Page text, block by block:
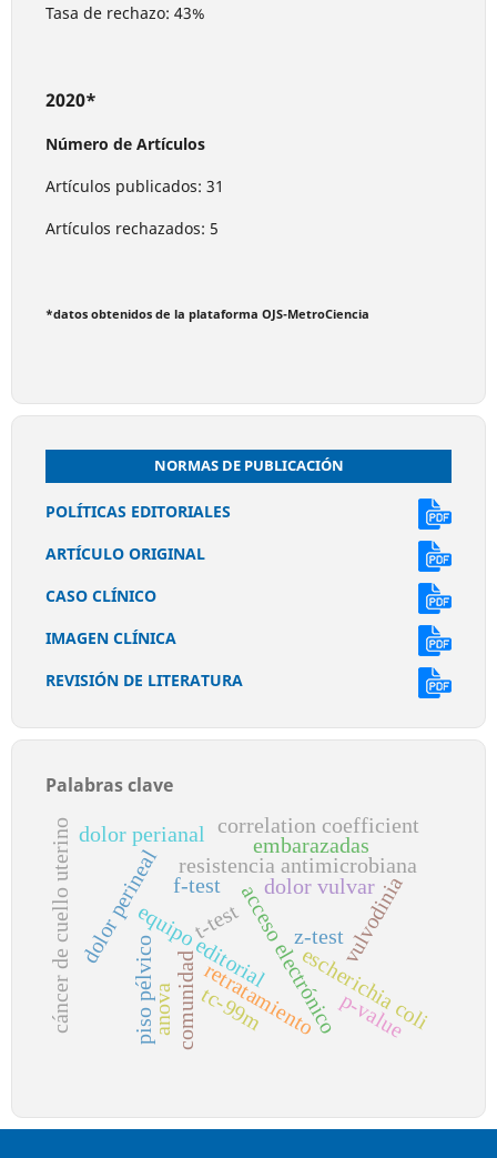
Tasa de rechazo: 43%
2020*
Número de Artículos
Artículos publicados: 31
Artículos rechazados: 5
*datos obtenidos de la plataforma OJS-MetroCiencia
NORMAS DE PUBLICACIÓN
POLÍTICAS EDITORIALES
ARTÍCULO ORIGINAL
CASO CLÍNICO
IMAGEN CLÍNICA
REVISIÓN DE LITERATURA
Palabras clave
equipo editorialacceso electrónico
comunidad escherichia coli
resistencia antimicrobiana
dolor perineal vulvodinia
dolor vulvar
dolor perianal
piso pélvico retratamiento
cáncer de cuello uterino p-value
z-test
t-test
anova
f-test
correlation coefficient
embarazadas
tc-99m